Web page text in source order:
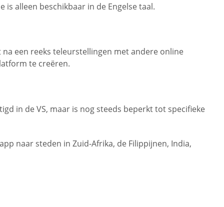
is alleen beschikbaar in de Engelse taal.
een reeks teleurstellingen met andere online
te creëren.
in de VS, maar is nog steeds beperkt tot specifieke
naar steden in Zuid-Afrika, de Filippijnen, India,